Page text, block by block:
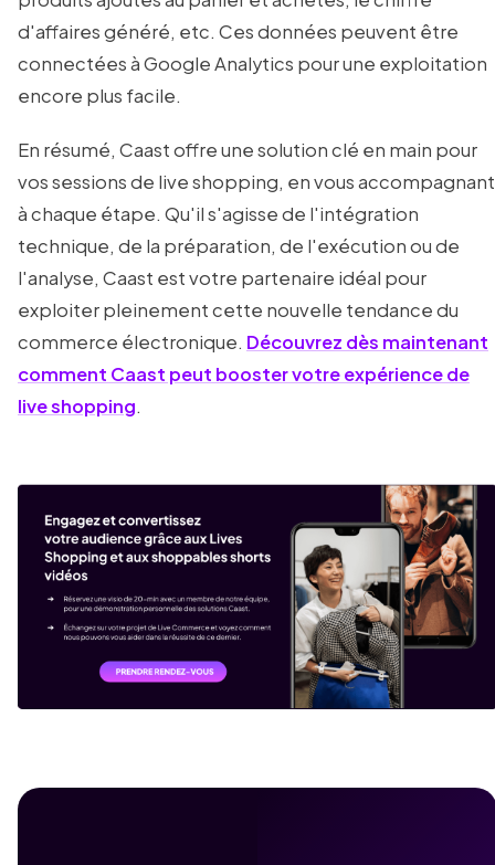
d'affaires généré, etc. Ces données peuvent être
connectées à Google Analytics pour une exploitation
encore plus facile.
En résumé, Caast offre une solution clé en main pour
vos sessions de live shopping, en vous accompagnant
à chaque étape. Qu'il s'agisse de l'intégration
technique, de la préparation, de l'exécution ou de
l'analyse, Caast est votre partenaire idéal pour
exploiter pleinement cette nouvelle tendance du
commerce électronique. Découvrez dès maintenant
comment Caast peut booster votre expérience de
live shopping.